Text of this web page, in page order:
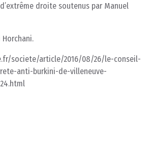
droite soutenus par Manuel
societe/article/2016/08/26/le-conseil-
anti-burkini-de-villeneuve-